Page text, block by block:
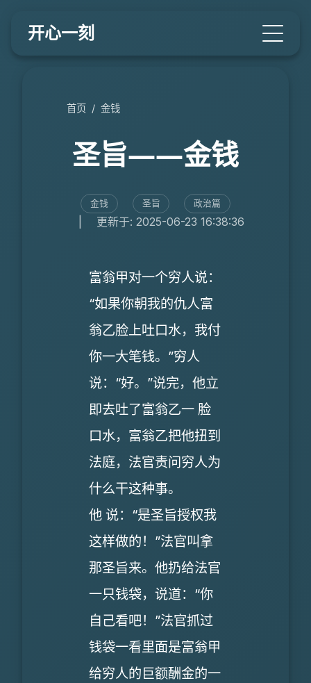
开心一刻
首页 / 金钱
圣旨――金钱
金钱 圣旨 政治篇
更新于: 2025-06-23 16:38:36
富翁甲对一个穷人说：
“如果你朝我的仇人富
翁乙脸上吐口水，我付
你一大笔钱。”穷人
说：“好。”说完，他立
即去吐了富翁乙一 脸
口水，富翁乙把他扭到
法庭，法官责问穷人为
什么干这种事。
他 说：“是圣旨授权我
这样做的！”法官叫拿
那圣旨来。他扔给法官
一只钱袋，说道：“你
自己看吧！”法官抓过
钱袋一看里面是富翁甲
给穷人的巨额酬金的一